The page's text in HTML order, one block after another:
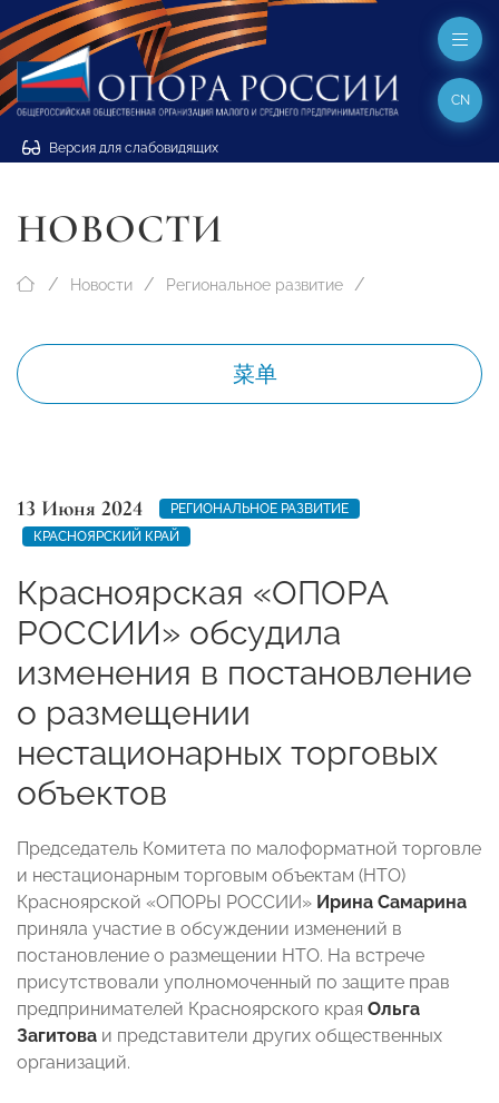
Версия для слабовидящих
CN
НОВОСТИ
Новости Региональное развитие
菜单
13 Июня 2024
РЕГИОНАЛЬНОЕ РАЗВИТИЕ
КРАСНОЯРСКИЙ КРАЙ
Красноярская «ОПОРА
РОССИИ» обсудила
изменения в постановление
о размещении
нестационарных торговых
объектов
Председатель Комитета по малоформатной торговле
и нестационарным торговым объектам (НТО)
Красноярской «ОПОРЫ РОССИИ» Ирина Самарина
приняла участие в обсуждении изменений в
постановление о размещении НТО. На встрече
присутствовали уполномоченный по защите прав
предпринимателей Красноярского края Ольга
Загитова и представители других общественных
организаций.